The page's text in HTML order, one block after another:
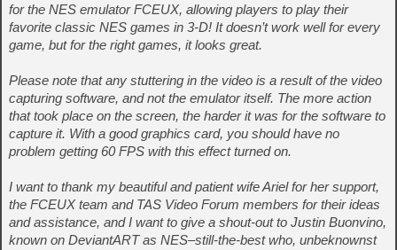
for the NES emulator FCEUX, allowing players to play their
favorite classic NES games in 3-D! It doesn’t work well for every
game, but for the right games, it looks great.
Please note that any stuttering in the video is a result of the video
capturing software, and not the emulator itself. The more action
that took place on the screen, the harder it was for the software to
capture it. With a good graphics card, you should have no
problem getting 60 FPS with this effect turned on.
I want to thank my beautiful and patient wife Ariel for her support,
the FCEUX team and TAS Video Forum members for their ideas
and assistance, and I want to give a shout-out to Justin Buonvino,
known on DeviantART as NES–still-the-best who, unbeknownst